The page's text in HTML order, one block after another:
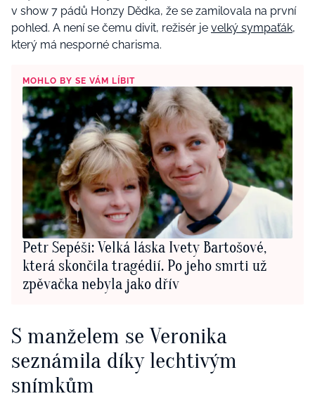
v show 7 pádů Honzy Dědka, že se zamilovala na první
pohled. A není se čemu divit, režisér je velký sympaťák,
který má nesporné charisma.
MOHLO BY SE VÁM LÍBIT
Petr Sepéši: Velká láska Ivety Bartošové,
která skončila tragédií. Po jeho smrti už
zpěvačka nebyla jako dřív
S manželem se Veronika
seznámila díky lechtivým
snímkům